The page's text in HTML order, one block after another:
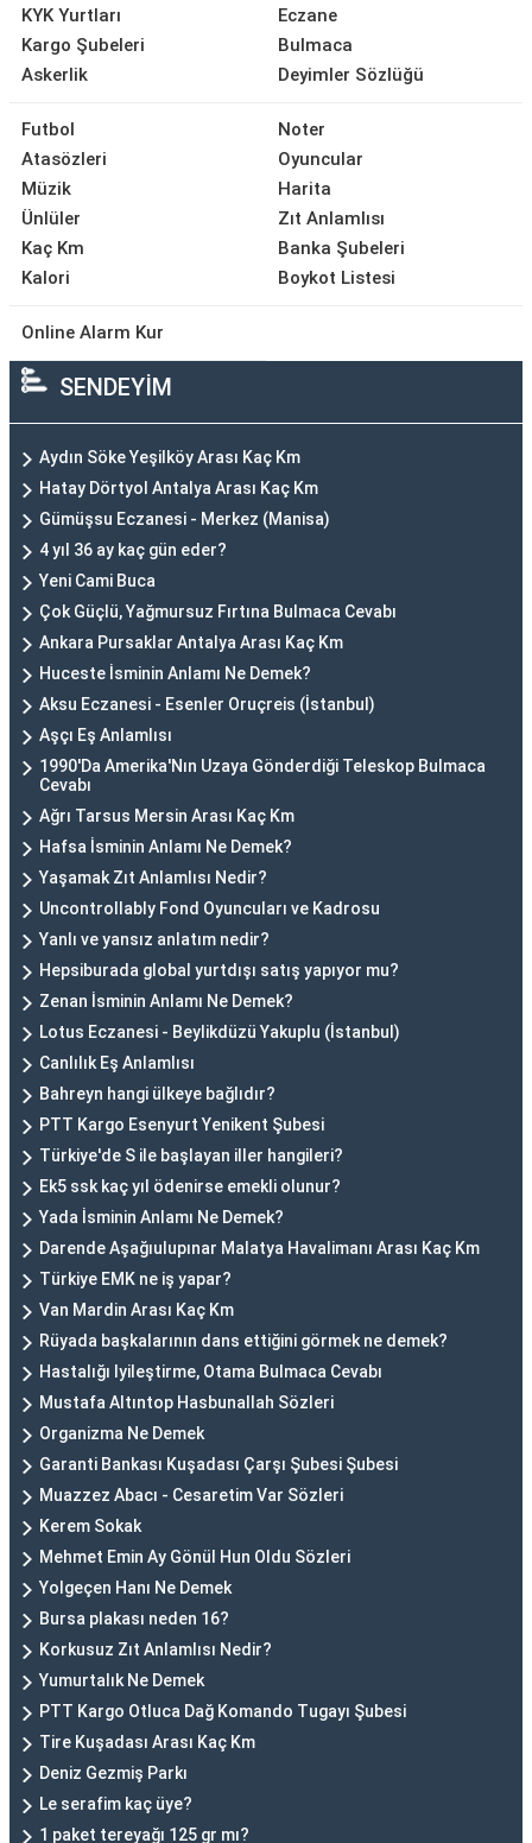
KYK Yurtları
Kargo Şubeleri
Askerlik
Eczane
Bulmaca
Deyimler Sözlüğü
Futbol
Atasözleri
Müzik
Ünlüler
Kaç Km
Kalori
Noter
Oyuncular
Harita
Zıt Anlamlısı
Banka Şubeleri
Boykot Listesi
Online Alarm Kur
SENDEYİM
Aydın Söke Yeşilköy Arası Kaç Km
Hatay Dörtyol Antalya Arası Kaç Km
Gümüşsu Eczanesi - Merkez (Manisa)
4 yıl 36 ay kaç gün eder?
Yeni Cami Buca
Çok Güçlü, Yağmursuz Fırtına Bulmaca Cevabı
Ankara Pursaklar Antalya Arası Kaç Km
Huceste İsminin Anlamı Ne Demek?
Aksu Eczanesi - Esenler Oruçreis (İstanbul)
Aşçı Eş Anlamlısı
1990'Da Amerika'Nın Uzaya Gönderdiği Teleskop Bulmaca
Cevabı
Ağrı Tarsus Mersin Arası Kaç Km
Hafsa İsminin Anlamı Ne Demek?
Yaşamak Zıt Anlamlısı Nedir?
Uncontrollably Fond Oyuncuları ve Kadrosu
Yanlı ve yansız anlatım nedir?
Hepsiburada global yurtdışı satış yapıyor mu?
Zenan İsminin Anlamı Ne Demek?
Lotus Eczanesi - Beylikdüzü Yakuplu (İstanbul)
Canlılık Eş Anlamlısı
Bahreyn hangi ülkeye bağlıdır?
PTT Kargo Esenyurt Yenikent Şubesi
Türkiye'de S ile başlayan iller hangileri?
Ek5 ssk kaç yıl ödenirse emekli olunur?
Yada İsminin Anlamı Ne Demek?
Darende Aşağıulupınar Malatya Havalimanı Arası Kaç Km
Türkiye EMK ne iş yapar?
Van Mardin Arası Kaç Km
Rüyada başkalarının dans ettiğini görmek ne demek?
Hastalığı Iyileştirme, Otama Bulmaca Cevabı
Mustafa Altıntop Hasbunallah Sözleri
Organizma Ne Demek
Garanti Bankası Kuşadası Çarşı Şubesi Şubesi
Muazzez Abacı - Cesaretim Var Sözleri
Kerem Sokak
Mehmet Emin Ay Gönül Hun Oldu Sözleri
Yolgeçen Hanı Ne Demek
Bursa plakası neden 16?
Korkusuz Zıt Anlamlısı Nedir?
Yumurtalık Ne Demek
PTT Kargo Otluca Dağ Komando Tugayı Şubesi
Tire Kuşadası Arası Kaç Km
Deniz Gezmiş Parkı
Le serafim kaç üye?
1 paket tereyağı 125 gr mı?